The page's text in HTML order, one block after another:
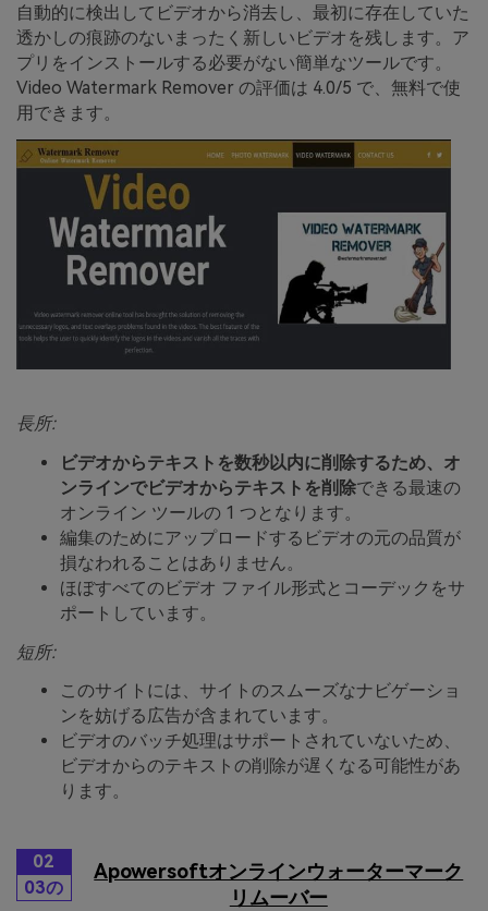
自動的に検出してビデオから消去し、最初に存在していた
透かしの痕跡のないまったく新しいビデオを残します。ア
プリをインストールする必要がない簡単なツールです。
Video Watermark Remover の評価は 4.0/5 で、無料で使
用できます。
長所:
ビデオからテキストを数秒以内に削除するため、オ
ンラインでビデオからテキストを削除できる最速の
オンライン ツールの 1 つとなります。
編集のためにアップロードするビデオの元の品質が
損なわれることはありません。
ほぼすべてのビデオ ファイル形式とコーデックをサ
ポートしています。
短所:
このサイトには、サイトのスムーズなナビゲーショ
ンを妨げる広告が含まれています。
ビデオのバッチ処理はサポートされていないため、
ビデオからのテキストの削除が遅くなる可能性があ
ります。
02
03の
Apowersoftオンラインウォーターマーク
リムーバー